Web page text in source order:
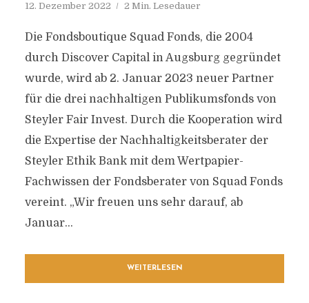
12. Dezember 2022 2 Min. Lesedauer
Die Fondsboutique Squad Fonds, die 2004
durch Discover Capital in Augsburg gegründet
wurde, wird ab 2. Januar 2023 neuer Partner
für die drei nachhaltigen Publikumsfonds von
Steyler Fair Invest. Durch die Kooperation wird
die Expertise der Nachhaltigkeitsberater der
Steyler Ethik Bank mit dem Wertpapier-
Fachwissen der Fondsberater von Squad Fonds
vereint. „Wir freuen uns sehr darauf, ab
Januar...
WEITERLESEN